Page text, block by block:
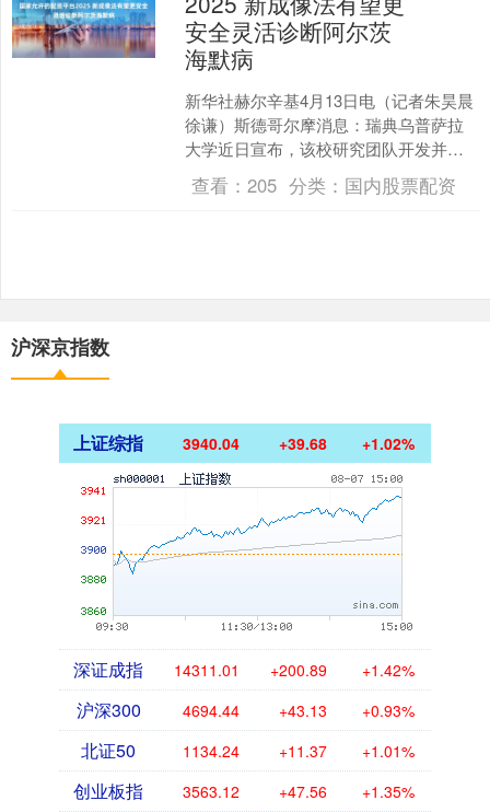
安全灵活诊断阿尔茨
海默病
新华社赫尔辛基4月13日电（记者朱昊晨
徐谦）斯德哥尔摩消息：瑞典乌普萨拉
大学近日宣布，该校研究团队开发并验
证了一种新型正电子发射断层成像
（PET）方法，有望为....
查看： 205 分类： 国内股票配资
沪深京指数
上证综指 3940.04 +39.68 +1.02%
深证成指 14311.01 +200.89 +1.42%
沪深300 4694.44 +43.13 +0.93%
北证50 1134.24 +11.37 +1.01%
创业板指 3563.12 +47.56 +1.35%